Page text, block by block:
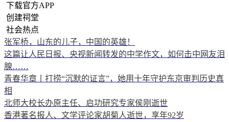
下载官方APP
创建祠堂
社会热点
张军桥，山东的儿子，中国的英雄！
这篇让人民日报、央视新闻转发的中学作文，如何击中网友泪
腺……
青春华章丨打捞“沉默的证言”，她用十年守护东京审判历史真
相
北师大校长办原主任、启功研究专家侯刚逝世
香港著名报人、文学评论家胡菊人逝世，享年92岁